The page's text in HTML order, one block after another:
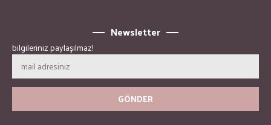
Newsletter
bilgileriniz paylaşılmaz!